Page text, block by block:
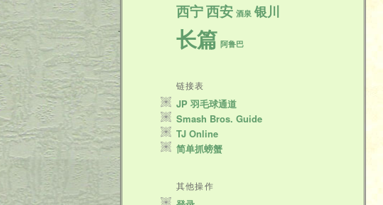
西宁西安 酒泉 银川
长篇 阿鲁巴
链接表
JP 羽毛球通道
Smash Bros. Guide
TJ Online
简单抓螃蟹
其他操作